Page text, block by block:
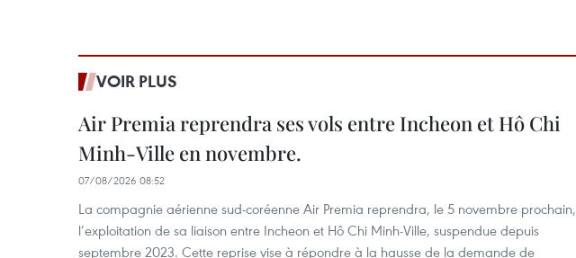
VOIR PLUS
Air Premia reprendra ses vols entre Incheon et Hô Chi
Minh-Ville en novembre.
07/08/2026 08:52
La compagnie aérienne sud-coréenne Air Premia reprendra, le 5 novembre prochain,
l’exploitation de sa liaison entre Incheon et Hô Chi Minh-Ville, suspendue depuis
septembre 2023. Cette reprise vise à répondre à la hausse de la demande de